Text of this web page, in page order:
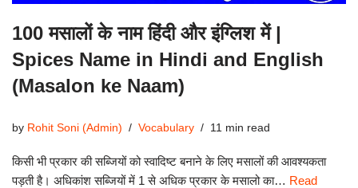
100 मसालों के नाम हिंदी और इंग्लिश में |
Spices Name in Hindi and English
(Masalon ke Naam)
by Rohit Soni (Admin) Vocabulary 11 min read
किसी भी प्रकार की सब्जियों को स्वादिष्ट बनाने के लिए मसालों की आवश्यकता
पड़ती है। अधिकांश सब्जियों में 1 से अधिक प्रकार के मसालो का… Read